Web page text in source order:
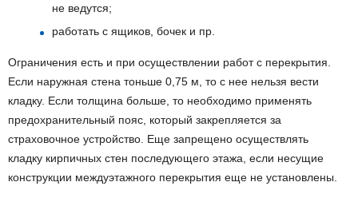
не ведутся;
работать с ящиков, бочек и пр.
Ограничения есть и при осуществлении работ с перекрытия.
Если наружная стена тоньше 0,75 м, то с нее нельзя вести
кладку. Если толщина больше, то необходимо применять
предохранительный пояс, который закрепляется за
страховочное устройство. Еще запрещено осуществлять
кладку кирпичных стен последующего этажа, если несущие
конструкции междуэтажного перекрытия еще не установлены.